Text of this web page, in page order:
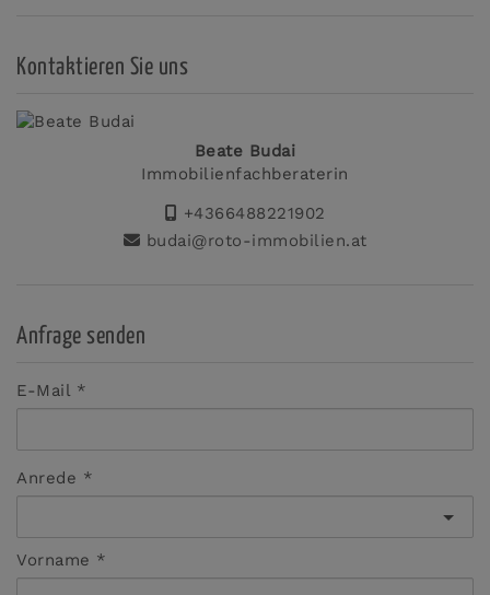
Kontaktieren Sie uns
Beate Budai
Immobilienfachberaterin
+4366488221902
budai@roto-immobilien.at
Anfrage senden
E-Mail
Anrede
Vorname